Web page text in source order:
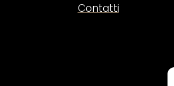
Contatti